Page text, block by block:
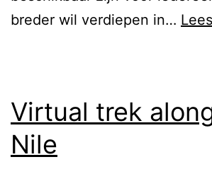
breder wil verdiepen in…
Virtual trek
Nile